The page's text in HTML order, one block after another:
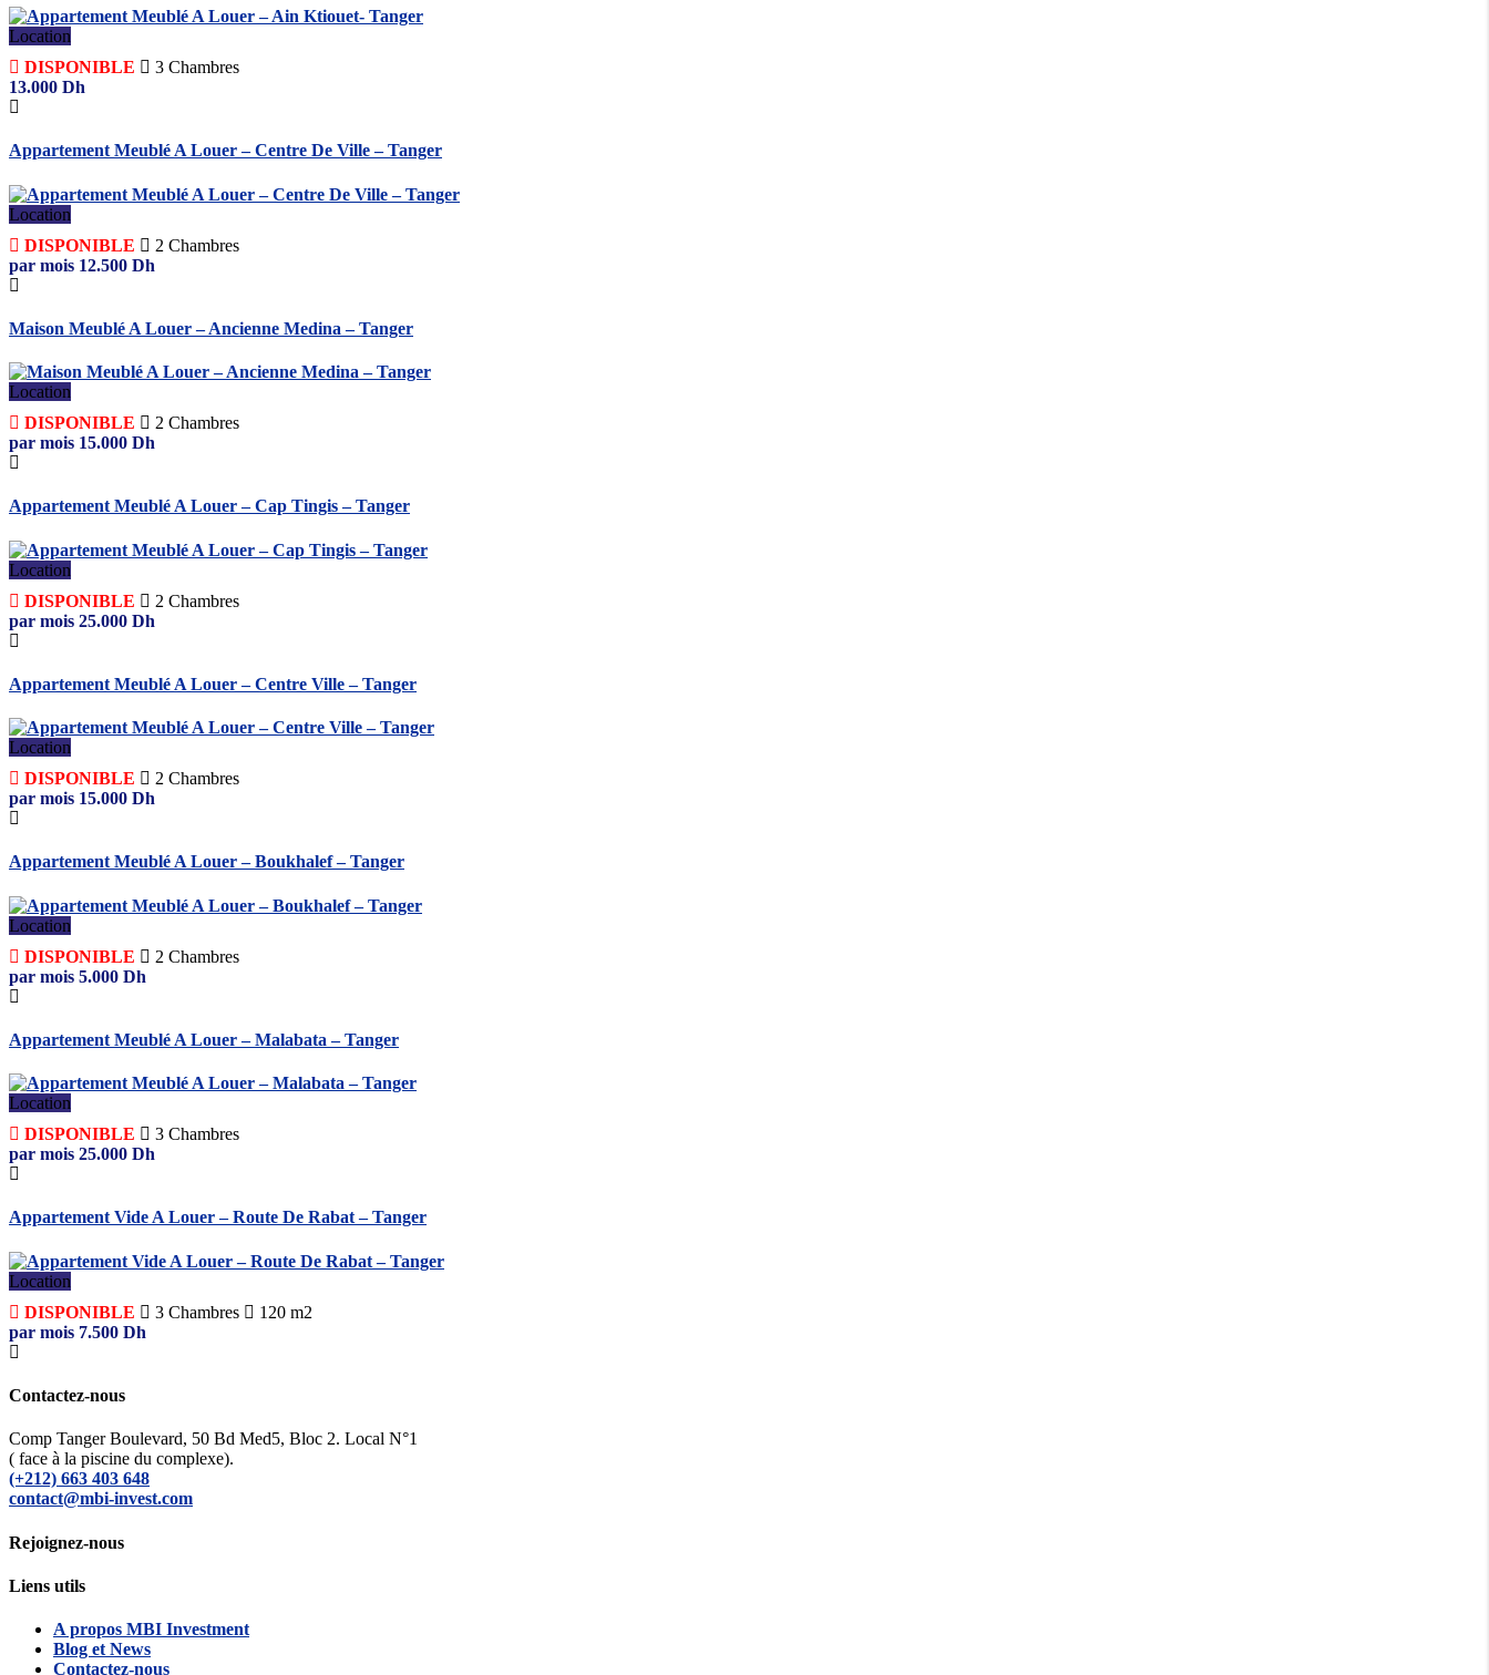
Location
DISPONIBLE
3 Chambres
13.000 Dh
Appartement Meublé A Louer – Centre De Ville – Tanger
Location
DISPONIBLE
2 Chambres
par mois 12.500 Dh
Maison Meublé A Louer – Ancienne Medina – Tanger
Location
DISPONIBLE
2 Chambres
par mois 15.000 Dh
Appartement Meublé A Louer – Cap Tingis – Tanger
Location
DISPONIBLE
2 Chambres
par mois 25.000 Dh
Appartement Meublé A Louer – Centre Ville – Tanger
Location
DISPONIBLE
2 Chambres
par mois 15.000 Dh
Appartement Meublé A Louer – Boukhalef – Tanger
Location
DISPONIBLE
2 Chambres
par mois 5.000 Dh
Appartement Meublé A Louer – Malabata – Tanger
Location
DISPONIBLE
3 Chambres
par mois 25.000 Dh
Appartement Vide A Louer – Route De Rabat – Tanger
Location
DISPONIBLE
3 Chambres
120 m2
par mois 7.500 Dh
Contactez-nous
Comp Tanger Boulevard, 50 Bd Med5, Bloc 2. Local N°1
( face à la piscine du complexe).
(+212) 663 403 648
contact@mbi-invest.com
Rejoignez-nous
Liens utils
A propos MBI Investment
Blog et News
Contactez-nous